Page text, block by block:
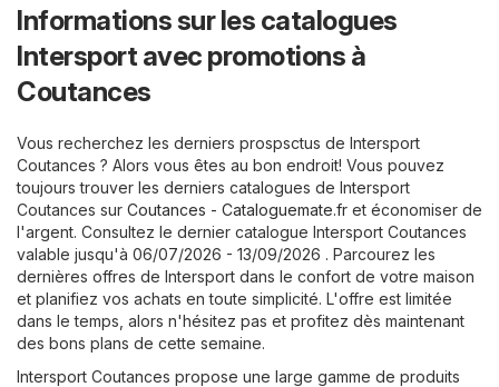
Informations sur les catalogues
Intersport avec promotions à
Coutances
Vous recherchez les derniers prospsctus de Intersport
Coutances ? Alors vous êtes au bon endroit! Vous pouvez
toujours trouver les derniers catalogues de Intersport
Coutances sur Coutances - Cataloguemate.fr et économiser de
l'argent. Consultez le dernier catalogue Intersport Coutances
valable jusqu'à 06/07/2026 - 13/09/2026 . Parcourez les
dernières offres de Intersport dans le confort de votre maison
et planifiez vos achats en toute simplicité. L'offre est limitée
dans le temps, alors n'hésitez pas et profitez dès maintenant
des bons plans de cette semaine.
Intersport Coutances propose une large gamme de produits